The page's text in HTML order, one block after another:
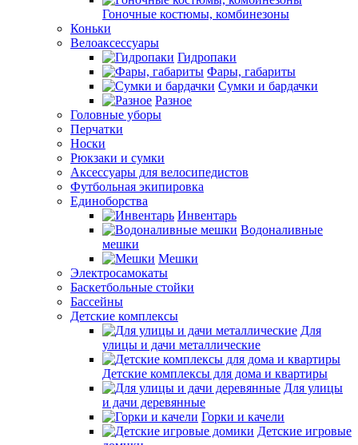
Гоночные костюмы, комбинезоны
Коньки
Велоаксессуары
Гидропаки
Фары, габариты
Сумки и бардачки
Разное
Головные уборы
Перчатки
Носки
Рюкзаки и сумки
Аксессуары для велосипедистов
Футбольная экипировка
Единоборства
Инвентарь
Водоналивные
мешки
Мешки
Электросамокаты
Баскетбольные стойки
Бассейны
Детские комплексы
Для
улицы и дачи металлические
Детские комплексы для дома и квартиры
Для улицы
и дачи деревянные
Горки и качели
Детские игровые